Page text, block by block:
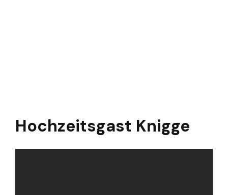
Hochzeitsgast Knigge